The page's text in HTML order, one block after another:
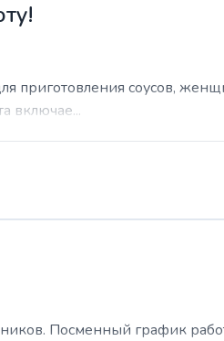
приготовления соусов,
включае...
Посменный график